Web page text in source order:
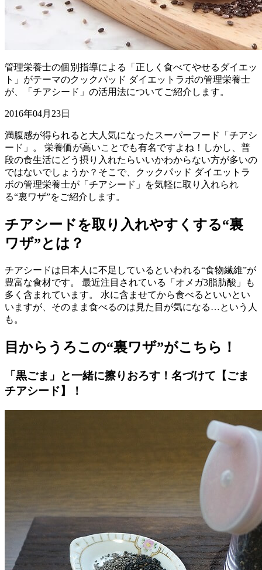
管理栄養士の個別指導による「正しく食べてやせるダイエッ
ト」がテーマのクックパッド ダイエットラボの管理栄養士
が、「チアシード」の活用法についてご紹介します。
2016年04月23日
満腹感が得られると大人気になったスーパーフード「チアシ
ード」。 栄養価が高いことでも有名ですよね！しかし、普
段の食生活にどう摂り入れたらいいかわからない方が多いの
ではないでしょうか？そこで、クックパッド ダイエットラ
ボの管理栄養士が「チアシード」を気軽に取り入れられ
る“裏ワザ”をご紹介します。
チアシードを取り入れやすくする“裏
ワザ”とは？
チアシードは日本人に不足しているといわれる“食物繊維”が
豊富な食材です。 最近注目されている「オメガ3脂肪酸」も
多く含まれています。 水に含ませてから食べるといいとい
いますが、そのまま食べるのは見た目が気になる…という人
も。
目からうろこの“裏ワザ”がこちら！
「黒ごま」と一緒に擦りおろす！名づけて【ごま
チアシード】！